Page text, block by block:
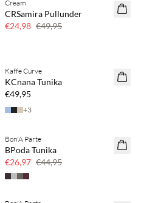
SAVE20
Cream
CRSamira Pullunder
€24,98 €49,95
Kaffe Curve
KCnana Tunika
€49,95
+3
40 % Rabatt
Bon'A Parte
BPoda Tunika
€26,97 €44,95